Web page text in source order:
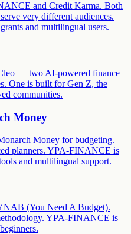
and Credit Karma. Both
very different audiences.
and multilingual users.
— two AI-powered finance
One is built for Gen Z, the
communities.
Money
Money for budgeting.
planners. YPA-FINANCE is
and multilingual support.
(You Need A Budget).
YPA-FINANCE is